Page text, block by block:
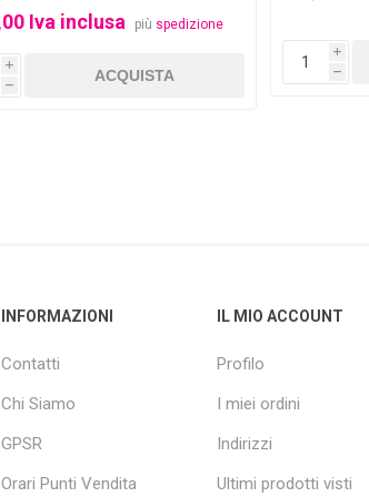
Iva inclusa più spedizione
i
h
i
h
INFORMAZIONI
Contatti
Chi Siamo
GPSR
Orari Punti Vendita
IL MIO ACCOUNT
Profilo
I miei ordini
Indirizzi
Ultimi prodotti visti